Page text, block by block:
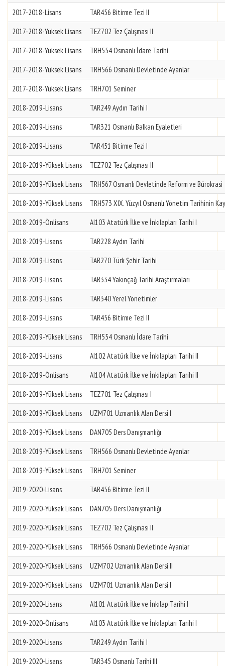
2017-2018-Lisans
TAR456 Bitirme Tezi II
2017-2018-Yüksek Lisans
TEZ702 Tez Çalışması II
2017-2018-Yüksek Lisans
TRH554 Osmanlı İdare Tarihi
2017-2018-Yüksek Lisans
TRH566 Osmanlı Devletinde Ayanlar
2017-2018-Yüksek Lisans
TRH701 Seminer
2018-2019-Lisans
TAR249 Aydın Tarihi I
2018-2019-Lisans
TAR321 Osmanlı Balkan Eyaletleri
2018-2019-Lisans
TAR451 Bitirme Tezi I
2018-2019-Yüksek Lisans
TEZ702 Tez Çalışması II
2018-2019-Yüksek Lisans
TRH567 Osmanlı Devletinde Reform ve Bürokrasi
2018-2019-Yüksek Lisans
TRH573 XIX. Yüzyıl Osmanlı Yönetim Tarihinin
2018-2019-Önlisans
AI103 Atatürk İlke ve İnkılapları Tarihi I
2018-2019-Lisans
TAR228 Aydın Tarihi
2018-2019-Lisans
TAR270 Türk Şehir Tarihi
2018-2019-Lisans
TAR334 Yakınçağ Tarihi Araştırmaları
2018-2019-Lisans
TAR340 Yerel Yönetimler
2018-2019-Lisans
TAR456 Bitirme Tezi II
2018-2019-Yüksek Lisans
TRH554 Osmanlı İdare Tarihi
2018-2019-Lisans
AI102 Atatürk İlke ve İnkılapları Tarihi II
2018-2019-Önlisans
AI104 Atatürk İlke ve İnkılapları Tarihi II
2018-2019-Yüksek Lisans
TEZ701 Tez Çalışması I
2018-2019-Yüksek Lisans
UZM701 Uzmanlık Alan Dersi I
2018-2019-Yüksek Lisans
DAN705 Ders Danışmanlığı
2018-2019-Yüksek Lisans
TRH566 Osmanlı Devletinde Ayanlar
2018-2019-Yüksek Lisans
TRH701 Seminer
2019-2020-Lisans
TAR456 Bitirme Tezi II
2019-2020-Yüksek Lisans
DAN705 Ders Danışmanlığı
2019-2020-Yüksek Lisans
TEZ702 Tez Çalışması II
2019-2020-Yüksek Lisans
TRH566 Osmanlı Devletinde Ayanlar
2019-2020-Yüksek Lisans
UZM702 Uzmanlık Alan Dersi II
2019-2020-Yüksek Lisans
UZM701 Uzmanlık Alan Dersi I
2019-2020-Lisans
AI101 Atatürk İlke ve İnkılap Tarihi I
2019-2020-Önlisans
AI103 Atatürk İlke ve İnkılapları Tarihi I
2019-2020-Lisans
TAR249 Aydın Tarihi I
2019-2020-Lisans
TAR345 Osmanlı Tarihi III